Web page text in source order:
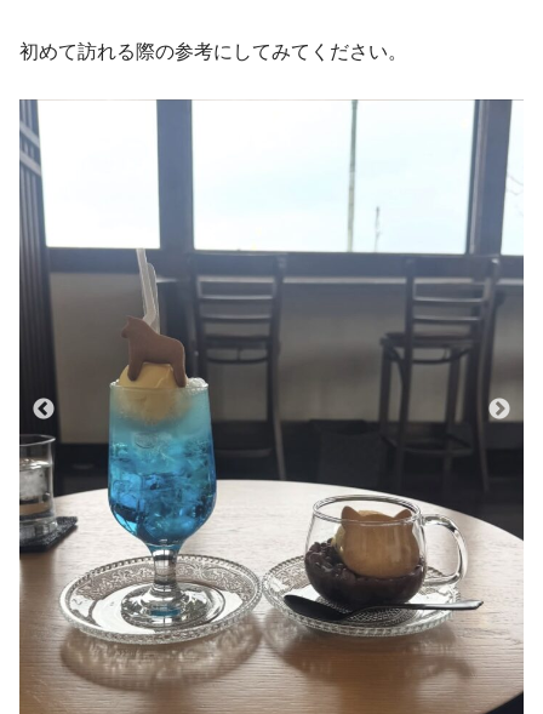
初めて訪れる際の参考にしてみてください。